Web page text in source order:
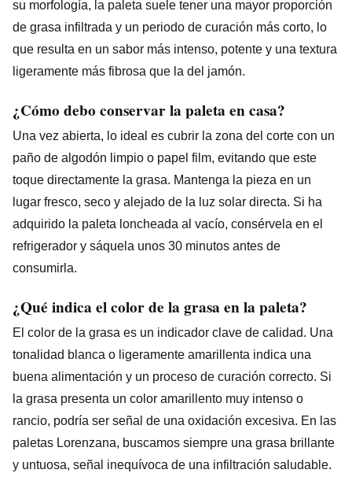
su morfología, la paleta suele tener una mayor proporción
de grasa infiltrada y un periodo de curación más corto, lo
que resulta en un sabor más intenso, potente y una textura
ligeramente más fibrosa que la del jamón.
¿Cómo debo conservar la paleta en casa?
Una vez abierta, lo ideal es cubrir la zona del corte con un
paño de algodón limpio o papel film, evitando que este
toque directamente la grasa. Mantenga la pieza en un
lugar fresco, seco y alejado de la luz solar directa. Si ha
adquirido la paleta loncheada al vacío, consérvela en el
refrigerador y sáquela unos 30 minutos antes de
consumirla.
¿Qué indica el color de la grasa en la paleta?
El color de la grasa es un indicador clave de calidad. Una
tonalidad blanca o ligeramente amarillenta indica una
buena alimentación y un proceso de curación correcto. Si
la grasa presenta un color amarillento muy intenso o
rancio, podría ser señal de una oxidación excesiva. En las
paletas Lorenzana, buscamos siempre una grasa brillante
y untuosa, señal inequívoca de una infiltración saludable.